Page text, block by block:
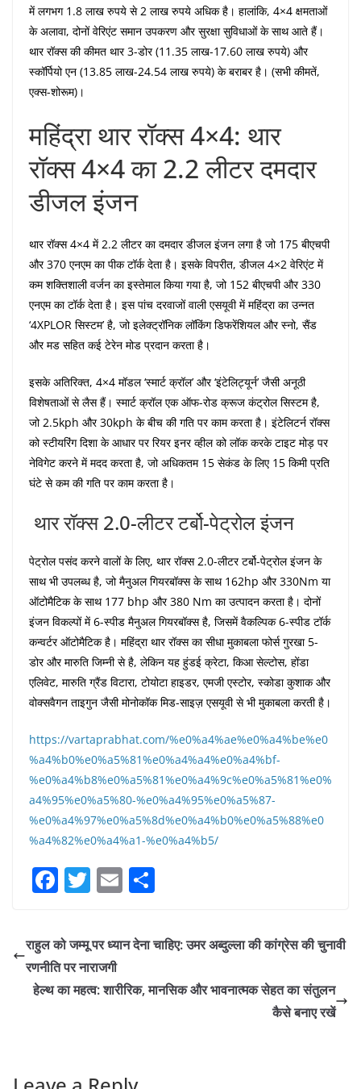
में लगभग 1.8 लाख रुपये से 2 लाख रुपये अधिक है। हालांकि, 4×4 क्षमताओं
के अलावा, दोनों वेरिएंट समान उपकरण और सुरक्षा सुविधाओं के साथ आते हैं।
थार रॉक्स की कीमत थार 3-डोर (11.35 लाख-17.60 लाख रुपये) और
स्कॉर्पियो एन (13.85 लाख-24.54 लाख रुपये) के बराबर है। (सभी कीमतें,
एक्स-शोरूम)।
महिंद्रा थार रॉक्स 4×4: थार
रॉक्स 4×4 का 2.2 लीटर दमदार
डीजल इंजन
थार रॉक्स 4×4 में 2.2 लीटर का दमदार डीजल इंजन लगा है जो 175 बीएचपी
और 370 एनएम का पीक टॉर्क देता है। इसके विपरीत, डीजल 4×2 वेरिएंट में
कम शक्तिशाली वर्जन का इस्तेमाल किया गया है, जो 152 बीएचपी और 330
एनएम का टॉर्क देता है। इस पांच दरवाजों वाली एसयूवी में महिंद्रा का उन्नत
‘4XPLOR सिस्टम’ है, जो इलेक्ट्रॉनिक लॉकिंग डिफरेंशियल और स्नो, सैंड
और मड सहित कई टेरेन मोड प्रदान करता है।
इसके अतिरिक्त, 4×4 मॉडल ‘स्मार्ट क्रॉल’ और ‘इंटेलिट्यूर्न’ जैसी अनूठी
विशेषताओं से लैस हैं। स्मार्ट क्रॉल एक ऑफ-रोड क्रूज कंट्रोल सिस्टम है,
जो 2.5kph और 30kph के बीच की गति पर काम करता है। इंटेलिटर्न रॉक्स
को स्टीयरिंग दिशा के आधार पर रियर इनर व्हील को लॉक करके टाइट मोड़ पर
नेविगेट करने में मदद करता है, जो अधिकतम 15 सेकंड के लिए 15 किमी प्रति
घंटे से कम की गति पर काम करता है।
थार रॉक्स 2.0-लीटर टर्बो-पेट्रोल इंजन
पेट्रोल पसंद करने वालों के लिए, थार रॉक्स 2.0-लीटर टर्बो-पेट्रोल इंजन के
साथ भी उपलब्ध है, जो मैनुअल गियरबॉक्स के साथ 162hp और 330Nm या
ऑटोमैटिक के साथ 177 bhp और 380 Nm का उत्पादन करता है। दोनों
इंजन विकल्पों में 6-स्पीड मैनुअल गियरबॉक्स है, जिसमें वैकल्पिक 6-स्पीड टॉर्क
कन्वर्टर ऑटोमैटिक है। महिंद्रा थार रॉक्स का सीधा मुकाबला फोर्स गुरखा 5-
डोर और मारुति जिम्नी से है, लेकिन यह हुंडई क्रेटा, किआ सेल्टोस, होंडा
एलिवेट, मारुति ग्रैंड विटारा, टोयोटा हाइडर, एमजी एस्टोर, स्कोडा कुशाक और
वोक्सवैगन ताइगुन जैसी मोनोकॉक मिड-साइज़ एसयूवी से भी मुकाबला करती है।
https://vartaprabhat.com/%e0%a4%ae%e0%a4%be%e0
%a4%b0%e0%a5%81%e0%a4%a4%e0%a4%bf-
%e0%a4%b8%e0%a5%81%e0%a4%9c%e0%a5%81%e0%
a4%95%e0%a5%80-%e0%a4%95%e0%a5%87-
%e0%a4%97%e0%a5%8d%e0%a4%b0%e0%a5%88%e0
%a4%82%e0%a4%a1-%e0%a4%b5/
F
c
e
b
T
itt
er
E
ai
l
ar
e
राहुल को जम्मू पर ध्यान देना चाहिए: उमर अब्दुल्ला की कांग्रेस की चुनावी
रणनीति पर नाराजगी
हेल्थ का महत्व: शारीरिक, मानसिक और भावनात्मक सेहत का संतुलन
कैसे बनाए रखें